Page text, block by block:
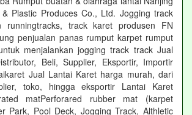
Plastic Produces Co., Ltd. Jogging track
runningtracks, track karet produsen FN
penjualan panas rumput karpet rumput
menjalankan jogging track track Jual
Beli, Supplier, Eksportir, Importir
Jual Lantai Karet harga murah, dari
toko, hingga eksportir Lantai Karet
matPerforared rubber mat (karpet
Park, Pool Deck, Jogging Track, Althletic